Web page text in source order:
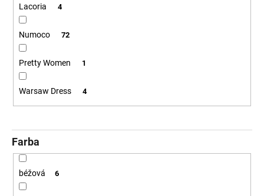
Lacoria 4
Numoco 72
Pretty Women 1
Warsaw Dress 4
Farba
béžová 6